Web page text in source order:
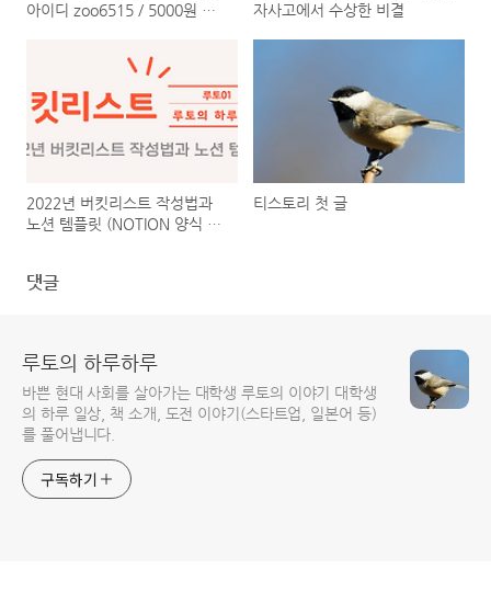
아이디 zoo6515 / 5000원 지
부를 위한 새벽배송!
자사고에서 수상한 비결
2022년 버킷리스트 작성법과
노션 템플릿 (NOTION 양식 제
티스토리 첫 글
댓글
루토의 하루하루
바쁜 현대 사회를 살아가는 대학생 루토의 이야기 대학생
의 하루 일상, 책 소개, 도전 이야기(스타트업, 일본어 등)
를 풀어냅니다.
구독하기